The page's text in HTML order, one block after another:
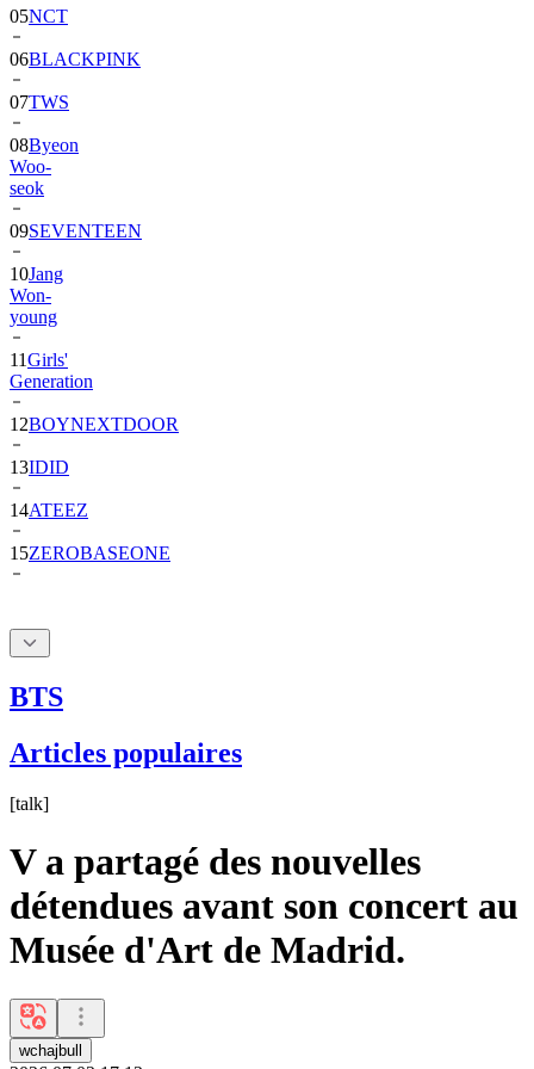
06BLACKPINK
07TWS
08Byeon
Woo-
seok
09SEVENTEEN
10Jang
Won-
young
11Girls'
Generation
12BOYNEXTDOOR
13IDID
14ATEEZ
15ZEROBASEONE
BTS
Articles populaires
[talk]
V a partagé des nouvelles
détendues avant son concert au
Musée d'Art de Madrid.
wchajbull